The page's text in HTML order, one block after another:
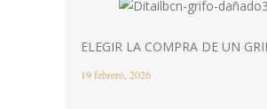
ELEGIR LA COMPRA DE UN
19 febrero, 2026